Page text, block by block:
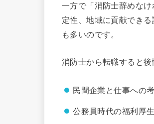
一方で「消防士辞めな
定性、地域に貢献でき
も多いのです。
消防士から転職すると後
民間企業と仕事への
公務員時代の福利厚